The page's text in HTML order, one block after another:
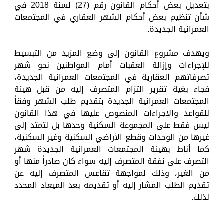
بتعديل بعض أحكام القانون رقم (27) لسنة 2018 في
شأن تنظيم بعض أحكام الشهر العقاري في المجتمعات
العمرانية الجديدة.
ويهدف مشروع القانون إلى وضع المزيد من التبسيط
للإجراءات وإزالة العقبات أمام المواطنين نحو شهر
تصرفاتهم العقارية في المجتمعات العمرانية الجديدة،
فجاء بغية تقرير التزام المتصرف إليه من قبل هيئة
المجتمعات العمرانية الجديدة بتقديم طلب الشهر وفقاً
للقواعد والإجراءات المنصوص عليها في هذا القانون
ليس فقط على المجموعة السكنية وحدها بل لتمتد إلى
غيرها من الوحدات وقطع الأراضي السكنية وغير السكنية،
كما أناط بهيئة المجتمعات العمرانية الجديدة شهر
التصرف على نفقة المتصرف إليه سواء كان صادراً منها أو
من الغير، وذلك لمواجهة تقاعس المتصرف إليه عن
تقديم الطلب المشار إليه أو تقديمه بعد الميعاد المحدد
لذلك.